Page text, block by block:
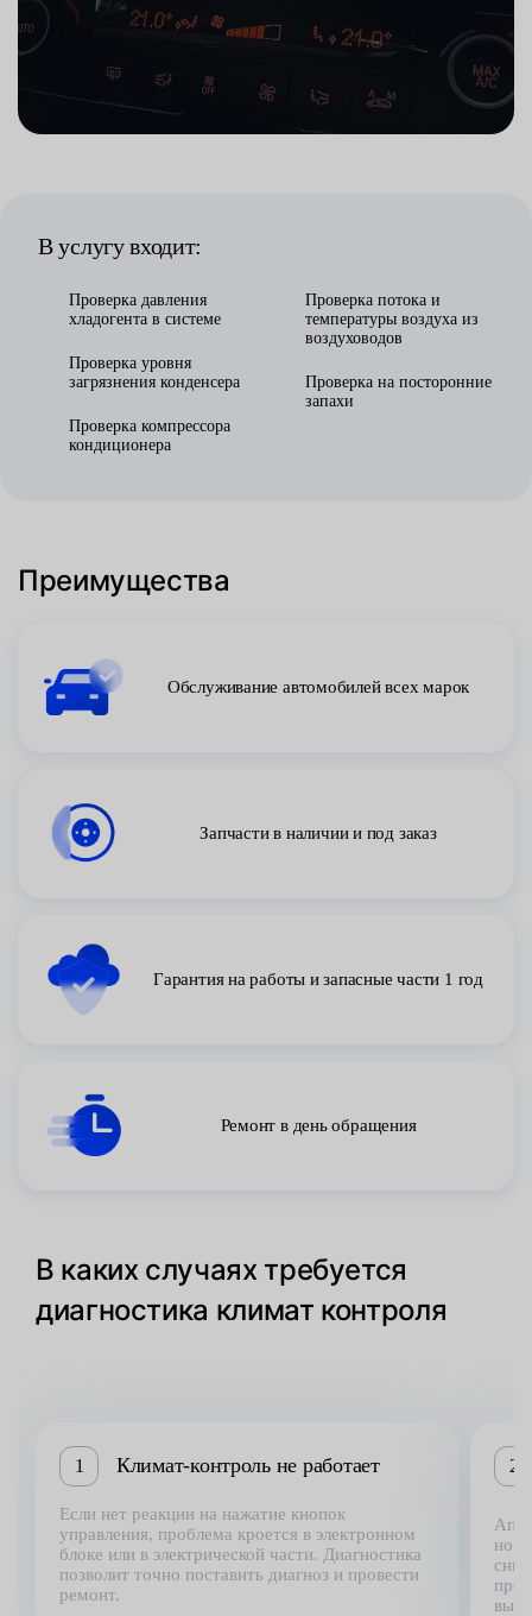
В услугу входит:
Проверка давления
хладогента в системе
Проверка уровня
загрязнения конденсера
Проверка компрессора
кондиционера
Проверка потока и
температуры воздуха из
воздуховодов
Проверка на посторонние
запахи
Преимущества
Обслуживание автомобилей всех марок
Запчасти в наличии и под заказ
Гарантия на работы и запасные части 1 год
Ремонт в день обращения
В каких случаях требуется
диагностика климат контроля
1 Климат-контроль не работает
Если нет реакции на нажатие кнопок
управления, проблема кроется в электронном
блоке или в электрической части. Диагностика
позволит точно поставить диагноз и провести
ремонт.
2
но